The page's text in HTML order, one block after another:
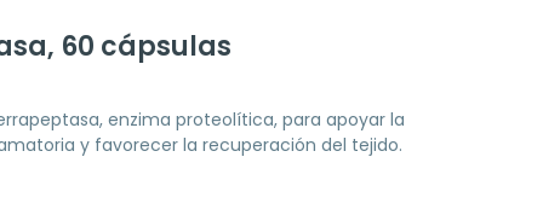
60 cápsulas
enzima proteolítica, para apoyar la
y favorecer la recuperación del tejido.